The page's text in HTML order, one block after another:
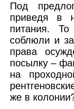
Под
приведя в
питания.
соблюли и
права
посылку –
на
же в